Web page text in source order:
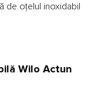
de oțelul inoxidabil
Wilo Actun